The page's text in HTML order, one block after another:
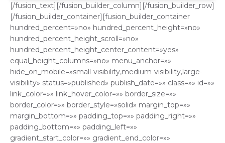
[/fusion_text][/fusion_builder_column][/fusion_builder_row]
[/fusion_builder_container][fusion_builder_container
hundred_percent=»no» hundred_percent_height=»no»
hundred_percent_height_scroll=»no»
hundred_percent_height_center_content=»yes»
equal_height_columns=»no» menu_anchor=»»
hide_on_mobile=»small-visibility,medium-visibility,large-
visibility» status=»published» publish_date=»» class=»» id=»»
link_color=»» link_hover_color=»» border_size=»»
border_color=»» border_style=»solid» margin_top=»»
margin_bottom=»» padding_top=»» padding_right=»»
padding_bottom=»» padding_left=»»
gradient_start_color=»» gradient_end_color=»»